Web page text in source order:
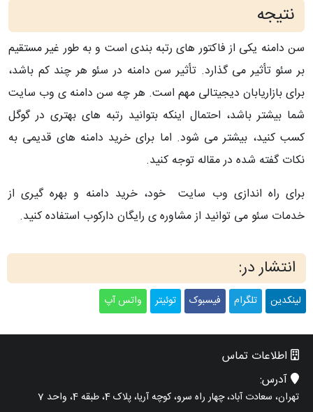
نتیجه
سن دامنه یکی از فاکتور های رتبه بندی است و به طور غیر مستقیم
بر سئو تأثیر می گذارد. تأثیر سن دامنه در سئو هر چند کم باشد،
برای بازاریابان دیجیتالی مهم است. هر چه سن دامنه ی وب سایت
شما بیشتر باشد، احتمال اینکه بتوانید رتبه های بهتری در گوگل
کسب کنید، بیشتر می شود. اما برای خرید دامنه های قدیمی به
نکات گفته شده در مقاله توجه کنید.
برای راه اندازی وب سایت خود، خرید دامنه و بهره گیری از
خدمات سئو می توانید از مشاوره ی رایگان دارکوب استفاده کنید.
انتشار در:
لینکدین تلگرام فیسبوک توئیتر واتس آپ
اطلاعات تماس
آدرس:
تهران، سعادت آباد، چهار راه سرو، کوچه آریا، پلاک 4، طبقه 4، واحد 7